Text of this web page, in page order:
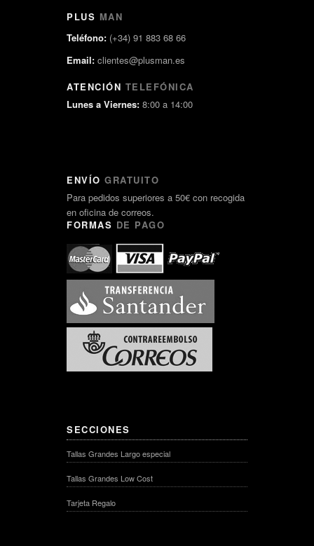
PLUS MAN
Teléfono: (+34) 91 883 68 66
Email: clientes@plusman.es
ATENCIÓN TELEFÓNICA
Lunes a Viernes: 8:00 a 14:00
ENVÍO GRATUITO
Para pedidos superiores a 50€ con recogida
en oficina de correos.
FORMAS DE PAGO
SECCIONES
Tallas Grandes Largo especial
Tallas Grandes Low Cost
Tarjeta Regalo